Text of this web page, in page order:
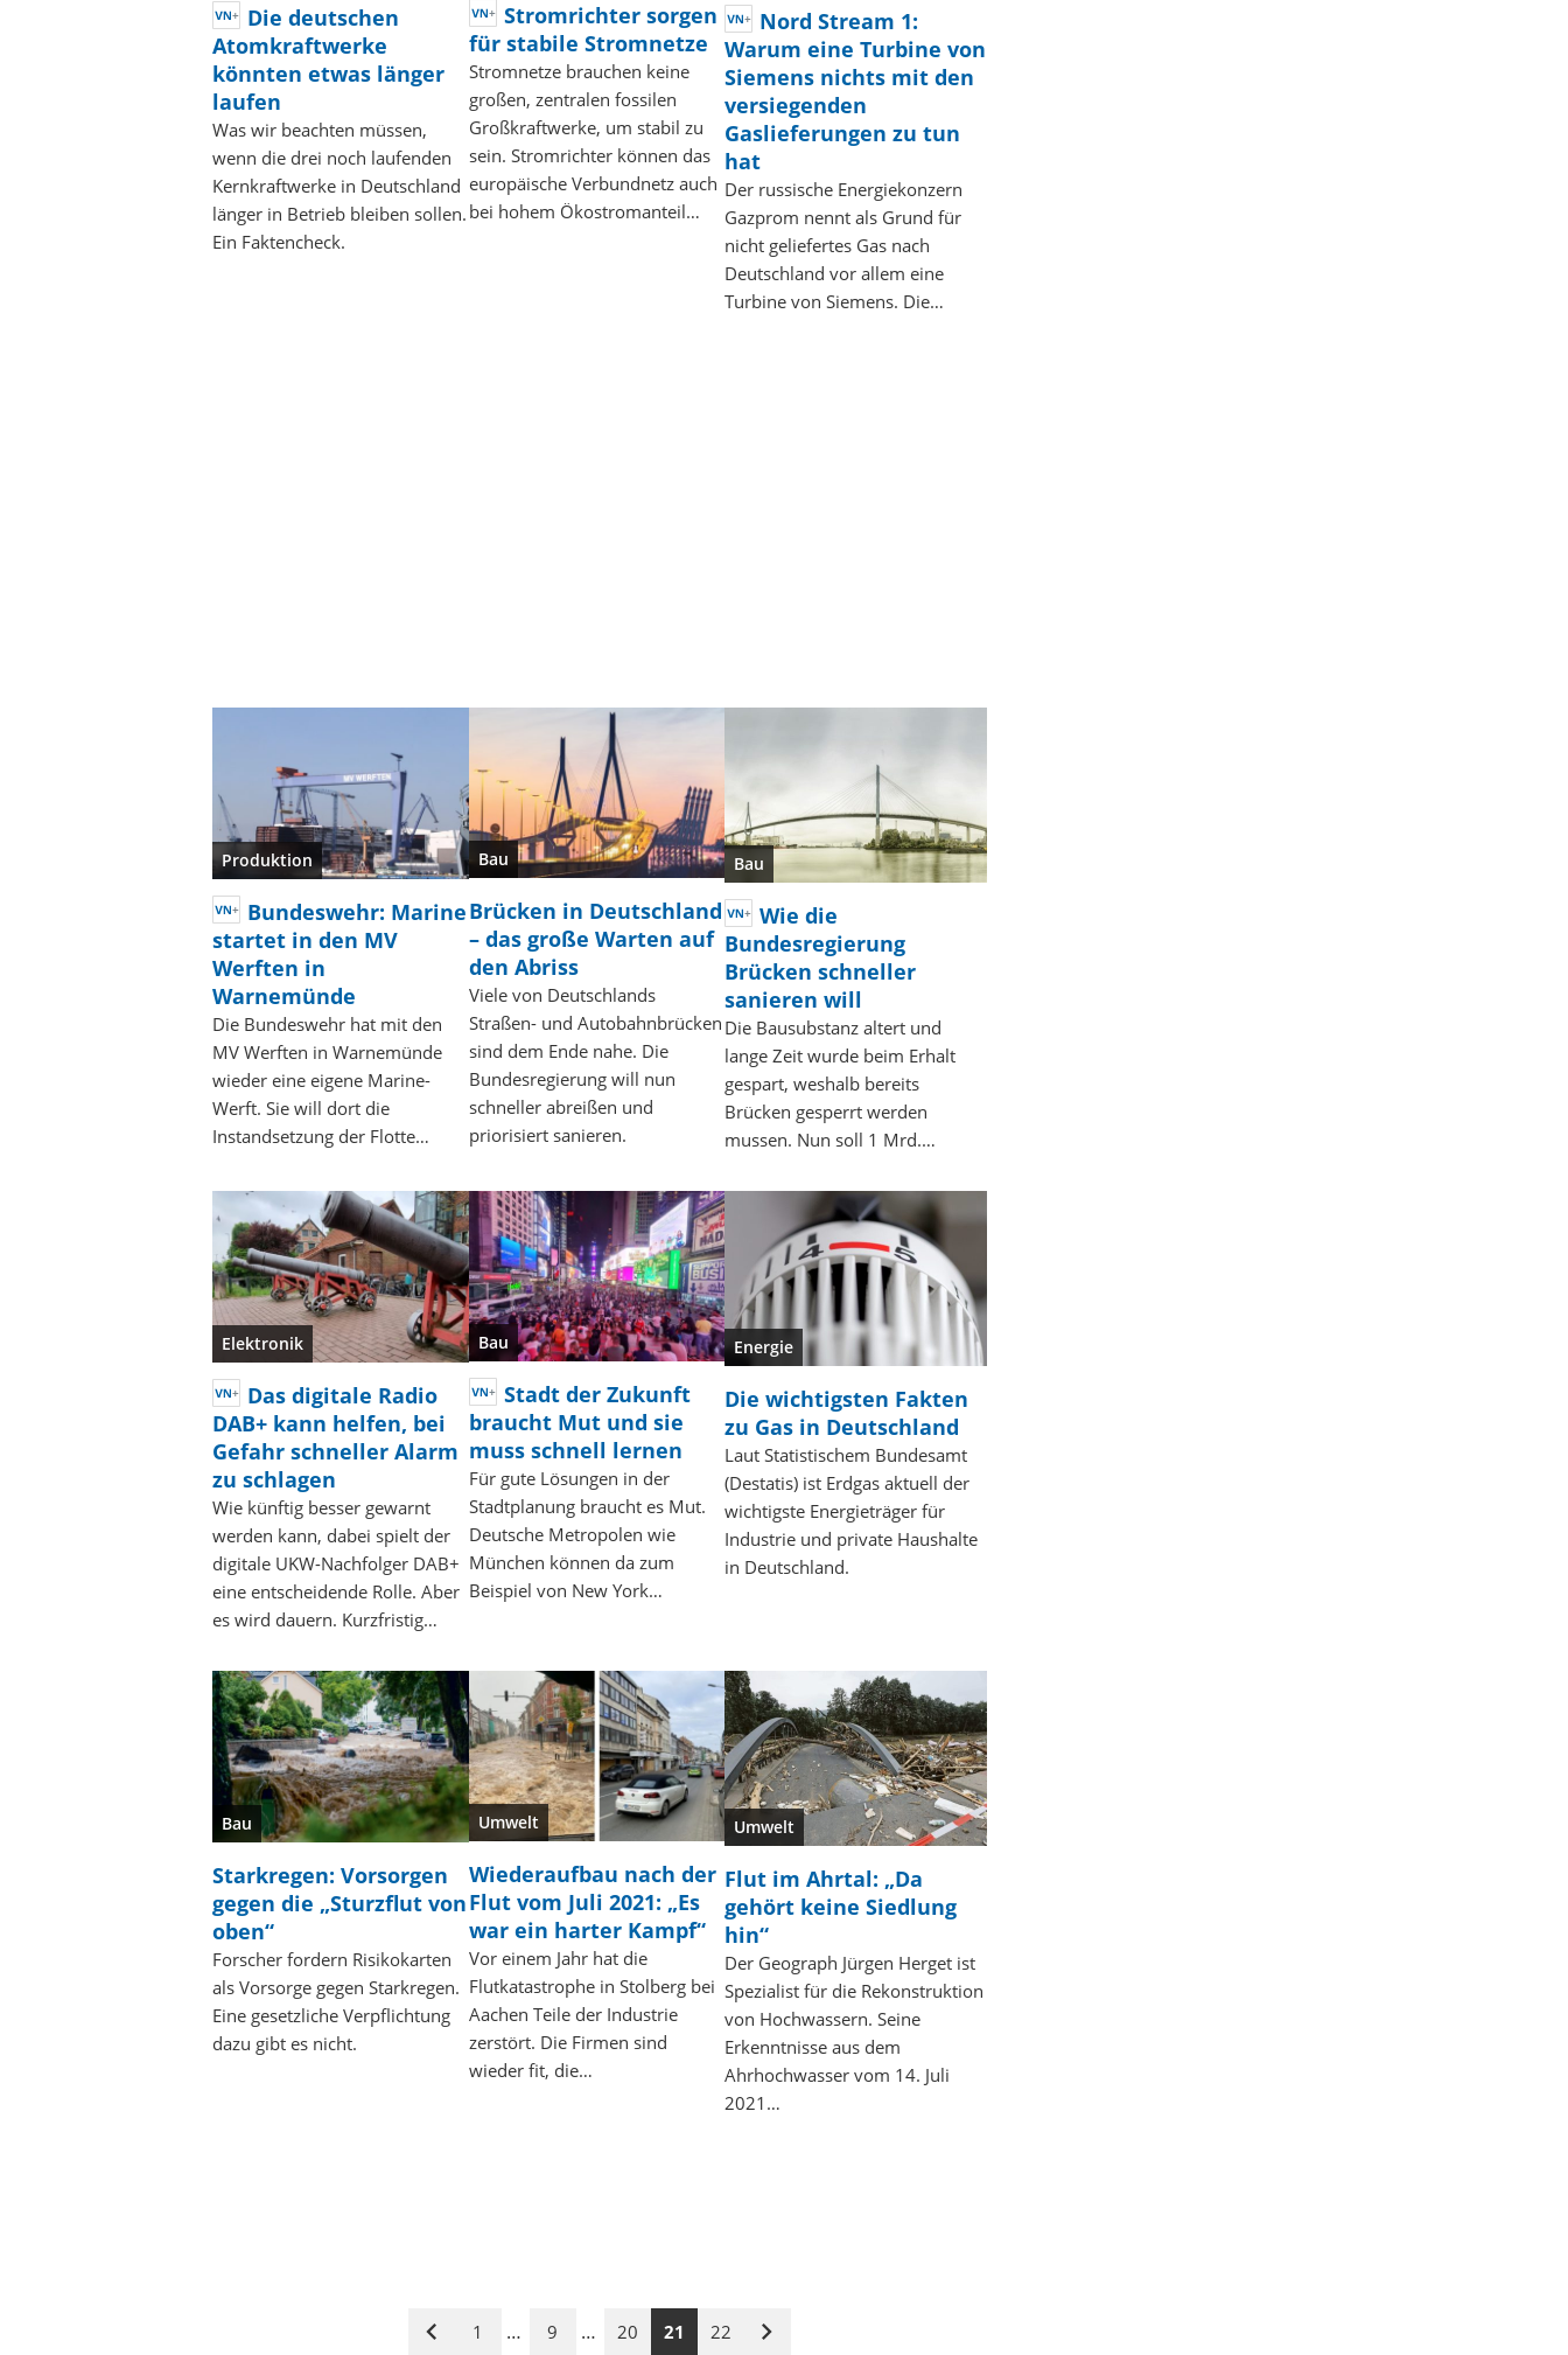
Die deutschen
Atomkraftwerke
könnten etwas länger
laufen
Was wir beachten müssen,
wenn die drei noch laufenden
Kernkraftwerke in Deutschland
länger in Betrieb bleiben sollen.
Ein Faktencheck.
Stromrichter sorgen
für stabile Stromnetze
Stromnetze brauchen keine
großen, zentralen fossilen
Großkraftwerke, um stabil zu
sein. Stromrichter können das
europäische Verbundnetz auch
bei hohem Ökostromanteil…
Nord Stream 1:
Warum eine Turbine von
Siemens nichts mit den
versiegenden
Gaslieferungen zu tun
hat
Der russische Energiekonzern
Gazprom nennt als Grund für
nicht geliefertes Gas nach
Deutschland vor allem eine
Turbine von Siemens. Die…
Produktion
Bundeswehr: Marine
startet in den MV
Werften in
Warnemünde
Die Bundeswehr hat mit den
MV Werften in Warnemünde
wieder eine eigene Marine-
Werft. Sie will dort die
Instandsetzung der Flotte…
Bau
Brücken in Deutschland
– das große Warten auf
den Abriss
Viele von Deutschlands
Straßen- und Autobahnbrücken
sind dem Ende nahe. Die
Bundesregierung will nun
schneller abreißen und
priorisiert sanieren.
Bau
Wie die
Bundesregierung
Brücken schneller
sanieren will
Die Bausubstanz altert und
lange Zeit wurde beim Erhalt
gespart, weshalb bereits
Brücken gesperrt werden
mussen. Nun soll 1 Mrd.…
Elektronik
Das digitale Radio
DAB+ kann helfen, bei
Gefahr schneller Alarm
zu schlagen
Wie künftig besser gewarnt
werden kann, dabei spielt der
digitale UKW-Nachfolger DAB+
eine entscheidende Rolle. Aber
es wird dauern. Kurzfristig…
Bau
Stadt der Zukunft
braucht Mut und sie
muss schnell lernen
Für gute Lösungen in der
Stadtplanung braucht es Mut.
Deutsche Metropolen wie
München können da zum
Beispiel von New York…
Energie
Die wichtigsten Fakten
zu Gas in Deutschland
Laut Statistischem Bundesamt
(Destatis) ist Erdgas aktuell der
wichtigste Energieträger für
Industrie und private Haushalte
in Deutschland.
Bau
Starkregen: Vorsorgen
gegen die „Sturzflut von
oben“
Forscher fordern Risikokarten
als Vorsorge gegen Starkregen.
Eine gesetzliche Verpflichtung
dazu gibt es nicht.
Umwelt
Wiederaufbau nach der
Flut vom Juli 2021: „Es
war ein harter Kampf“
Vor einem Jahr hat die
Flutkatastrophe in Stolberg bei
Aachen Teile der Industrie
zerstört. Die Firmen sind
wieder fit, die…
Umwelt
Flut im Ahrtal: „Da
gehört keine Siedlung
hin“
Der Geograph Jürgen Herget ist
Spezialist für die Rekonstruktion
von Hochwassern. Seine
Erkenntnisse aus dem
Ahrhochwasser vom 14. Juli
2021…
Vorige
1 … 9 … 20 21 22
Nächste